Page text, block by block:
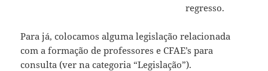
regresso.
Para já, colocamos alguma legislação relacionada
com a formação de professores e CFAE’s para
consulta (ver na categoria “Legislação”).